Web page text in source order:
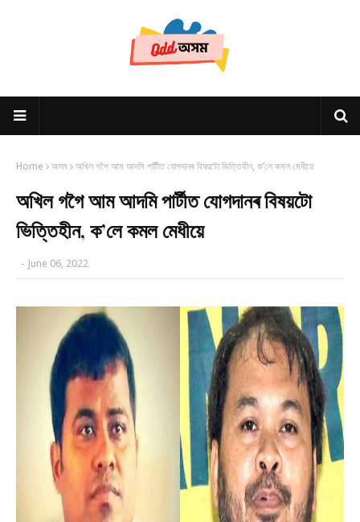
Home অসম অখিল গগৈ আম আদমি পাৰ্টীত যোগদানৰ বিষয়টো ভিত্তিহীন, ক’লে কমল মেধীয়ে
অখিল গগৈ আম আদমি পাৰ্টীত যোগদানৰ বিষয়টো
ভিত্তিহীন, ক’লে কমল মেধীয়ে
- June 06, 2022